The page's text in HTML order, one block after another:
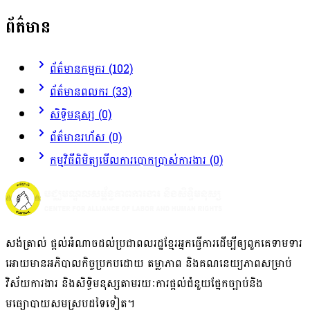
ព័ត៌មាន
ព័ត៌មានកម្មករ (102)
ព័ត៌មានពលករ (33)
សិទ្ធិមនុស្ស (0)
ព័ត៌មានរហ័ស (0)
កម្មវិធីពិមិត្យមើលការបោកប្រាស់ការងារ (0)
សង់ត្រាល់ ផ្តល់អំណាច​ដល់​ប្រជាពលរដ្ឋខ្មែរអ្នក​ធ្វើការ​ដើម្បីឲ្យ​ពួក​គេ​ទាមទារ​
អោយមានអភិបាលកិច្ច​ប្រកបដោយ ​តម្លាភាព និង​គណនេយ្យភាពសម្រាប់
វិស័យ​ការងារ​ និង​សិទ្ធិមនុស្ស​តាមរយៈ​ការផ្តល់ជំនួយផ្នែកច្បាប់និង
មធ្យោបាយសមស្របដទៃ​ទៀត។